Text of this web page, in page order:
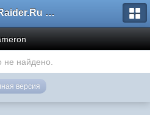
TombRaider.Ru - Форумы
не найдено.
версия